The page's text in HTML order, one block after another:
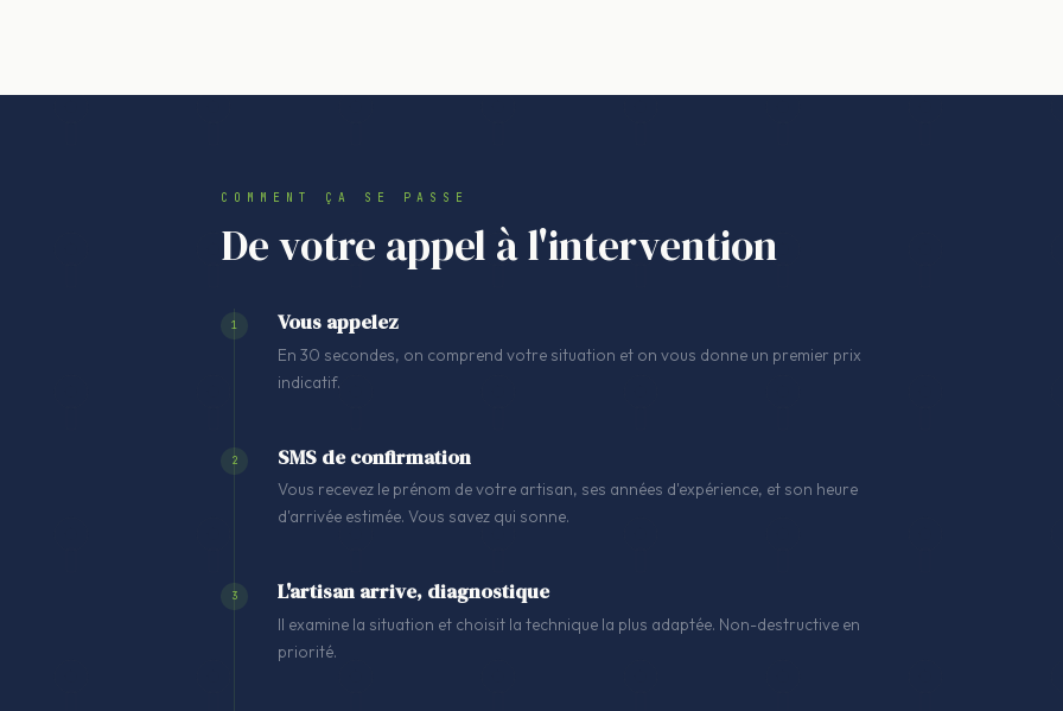
COMMENT ÇA SE PASSE
De votre appel à l'intervention
1 Vous appelez
En 30 secondes, on comprend votre situation et on vous donne un premier prix
indicatif.
2 SMS de confirmation
Vous recevez le prénom de votre artisan, ses années d'expérience, et son heure
d'arrivée estimée. Vous savez qui sonne.
3 L'artisan arrive, diagnostique
Il examine la situation et choisit la technique la plus adaptée. Non-destructive en
priorité.